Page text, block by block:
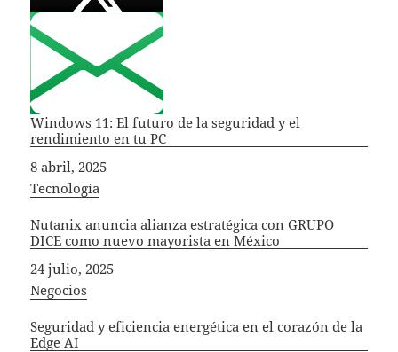
Windows 11: El futuro de la seguridad y el
rendimiento en tu PC
Fecha
8 abril, 2025
In relation to
Tecnología
Nutanix anuncia alianza estratégica con GRUPO
DICE como nuevo mayorista en México
Fecha
24 julio, 2025
In relation to
Negocios
Seguridad y eficiencia energética en el corazón de la
Edge AI